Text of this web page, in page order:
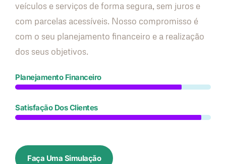
veículos e serviços de forma segura, sem juros e
com parcelas acessíveis. Nosso compromisso é
com o seu planejamento financeiro e a realização
dos seus objetivos.
Planejamento Financeiro
Satisfação Dos Clientes
Faça Uma Simulação